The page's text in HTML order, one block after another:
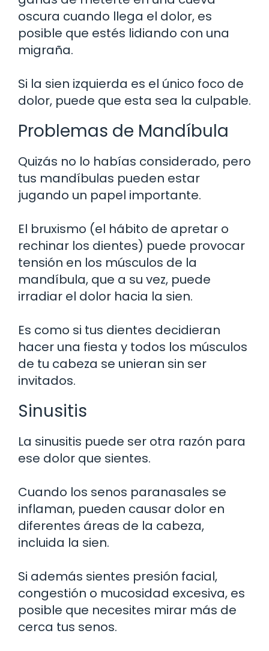
oscura cuando llega el dolor, es
posible que estés lidiando con una
migraña.
Si la sien izquierda es el único foco de
dolor, puede que esta sea la culpable.
Problemas de Mandíbula
Quizás no lo habías considerado, pero
tus mandíbulas pueden estar
jugando un papel importante.
El bruxismo (el hábito de apretar o
rechinar los dientes) puede provocar
tensión en los músculos de la
mandíbula, que a su vez, puede
irradiar el dolor hacia la sien.
Es como si tus dientes decidieran
hacer una fiesta y todos los músculos
de tu cabeza se unieran sin ser
invitados.
Sinusitis
La sinusitis puede ser otra razón para
ese dolor que sientes.
Cuando los senos paranasales se
inflaman, pueden causar dolor en
diferentes áreas de la cabeza,
incluida la sien.
Si además sientes presión facial,
congestión o mucosidad excesiva, es
posible que necesites mirar más de
cerca tus senos.